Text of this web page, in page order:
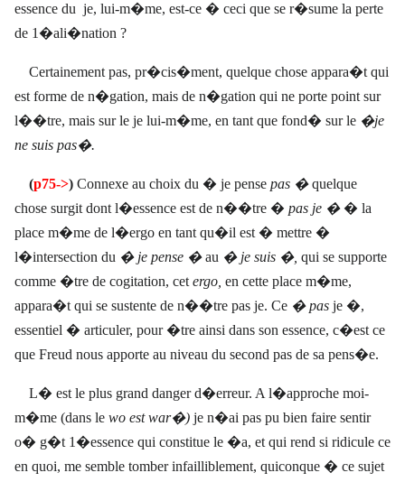
essence du je, lui-m�me, est-ce � ceci que se r�sume la perte
de 1�ali�nation ?
Certainement pas, pr�cis�ment, quelque chose appara�t qui
est forme de n�gation, mais de n�gation qui ne porte point sur
l��tre, mais sur le je lui-m�me, en tant que fond� sur le �je
ne suis pas�.
(p75->) Connexe au choix du � je pense pas �quelque
chose surgit dont l�essence est de n��tre � pas je �� la
place m�me de l�ergo en tant qu�il est � mettre �
l�intersection du � je pense �au � je suis �, qui se supporte
comme �tre de cogitation, cet ergo, en cette place m�me,
appara�t qui se sustente de n��tre pas je. Ce � pas je �,
essentiel � articuler, pour �tre ainsi dans son essence, c�est ce
que Freud nous apporte au niveau du second pas de sa pens�e.
L� est le plus grand danger d�erreur. A l�approche moi-
m�me (dans le wo est war�) je n�ai pas pu bien faire sentir
o� g�t 1�essence qui constitue le �a, et qui rend si ridicule ce
en quoi, me semble tomber infailliblement, quiconque � ce sujet